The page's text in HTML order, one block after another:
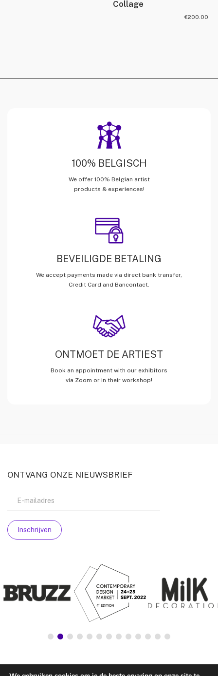
Collage
€200.00
100% BELGISCH
We offer 100% Belgian artist
products & experiences!
BEVEILIGDE BETALING
We accept payments made via direct bank transfer,
Credit Card and Bancontact.
ONTMOET DE ARTIEST
Book an appointment with our exhibitors
via Zoom or in their workshop!
ONTVANG ONZE NIEUWSBRIEF